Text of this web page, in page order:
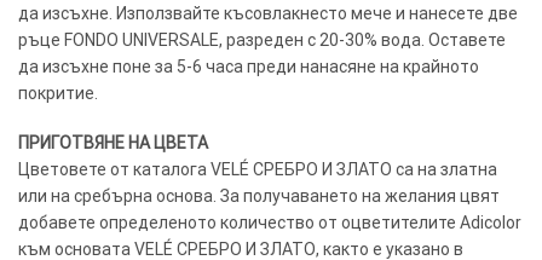
да изсъхне. Използвайте късовлакнесто мече и нанесете две
ръце FONDO UNIVERSALE, разреден с 20-30% вода. Оставете
да изсъхне поне за 5-6 часа преди нанасяне на крайното
покритие.
ПРИГОТВЯНЕ НА ЦВЕТА
Цветовете от каталога VELÉ СРЕБРО И ЗЛАТО са на златна
или на сребърна основа. За получаването на желания цвят
добавете определеното количество от оцветителите Adicolor
към основата VELÉ СРЕБРО И ЗЛАТО, както е указано в